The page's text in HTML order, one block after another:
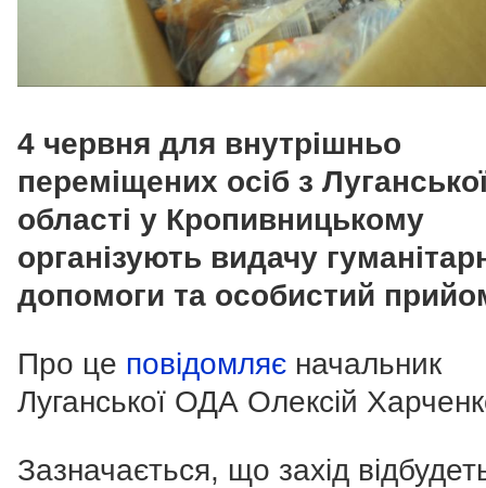
4 червня для внутрішньо
переміщених осіб з
області у Кропивницькому
організують видачу
допомоги та особистий
Про це повідомляє начальник
Луганської ОДА Олексій
Зазначається, що захід